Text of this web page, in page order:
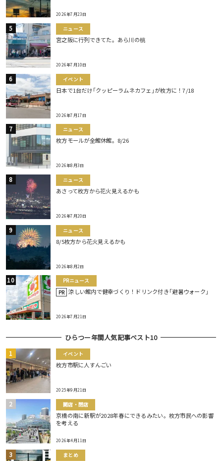
2026年7月23日
ニュース
宮之阪に行列できてた。あら川の桃
2026年7月10日
イベント
日本で1台だけ｢クッピーラムネカフェ｣が枚方に！7/18
2026年7月17日
ニュース
枚方モールが全館休館。8/26
2026年8月3日
ニュース
あさって枚方から花火見えるかも
2026年7月20日
ニュース
8/5枚方から花火見えるかも
2026年8月2日
PRニュース
PR 涼しい館内で健幸づくり！ドリンク付き｢避暑ウォーク｣
2026年7月21日
ひらつー年間人気記事ベスト10
イベント
枚方市駅に人すんごい
2025年9月21日
開店・閉店
京橋の南に新駅が2028年春にできるみたい。枚方市民への影響
を考える
2026年4月11日
まとめ